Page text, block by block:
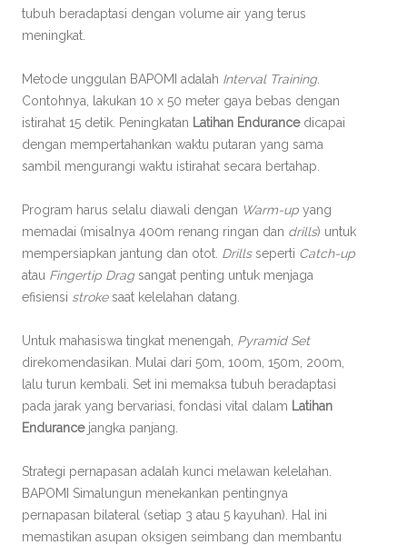
tubuh beradaptasi dengan volume air yang terus
meningkat.
Metode unggulan BAPOMI adalah Interval Training.
Contohnya, lakukan 10 x 50 meter gaya bebas dengan
istirahat 15 detik. Peningkatan Latihan Endurancedicapai
dengan mempertahankan waktu putaran yang sama
sambil mengurangi waktu istirahat secara bertahap.
Program harus selalu diawali dengan Warm-up yang
memadai (misalnya 400m renang ringan dan drills) untuk
mempersiapkan jantung dan otot. Drillsseperti Catch-up
atau Fingertip Dragsangat penting untuk menjaga
efisiensi strokesaat kelelahan datang.
Untuk mahasiswa tingkat menengah, Pyramid Set
direkomendasikan. Mulai dari 50m, 100m, 150m, 200m,
lalu turun kembali. Set ini memaksa tubuh beradaptasi
pada jarak yang bervariasi, fondasi vital dalam Latihan
Endurancejangka panjang.
Strategi pernapasan adalah kunci melawan kelelahan.
BAPOMI Simalungun menekankan pentingnya
pernapasan bilateral (setiap 3 atau 5 kayuhan). Hal ini
memastikan asupan oksigen seimbang dan membantu